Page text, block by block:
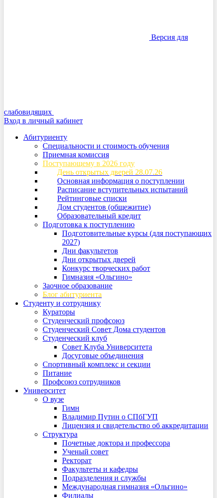
Версия для
слабовидящих
Вход в личный кабинет
Абитуриенту
Специальности и стоимость обучения
Приемная комиссия
Поступающему в 2026 году
День открытых дверей 28.07.26
Основная информация о поступлении
Расписание вступительных испытаний
Рейтинговые списки
Дом студентов (общежитие)
Образовательный кредит
Подготовка к поступлению
Подготовительные курсы (для поступающих
2027)
Дни факультетов
Дни открытых дверей
Конкурс творческих работ
Гимназия «Ольгино»
Заочное образование
Блог абитуриента
Студенту и сотруднику
Кураторы
Студенческий профсоюз
Студенческий Совет Дома студентов
Студенческий клуб
Совет Клуба Университета
Досуговые объединения
Спортивный комплекс и секции
Питание
Профсоюз сотрудников
Университет
О вузе
Гимн
Владимир Путин о СПбГУП
Лицензия и свидетельство об аккредитации
Структура
Почетные доктора и профессора
Ученый совет
Ректорат
Факультеты и кафедры
Подразделения и службы
Международная гимназия «Ольгино»
Филиалы